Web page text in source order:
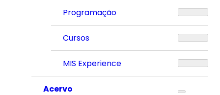
Programação
Cursos
MIS Experience
Acervo